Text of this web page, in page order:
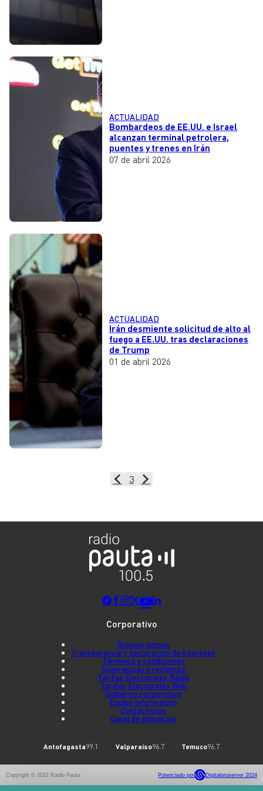
ACTUALIDAD
Bombardeos de EE.UU. e Israel
alcanzan terminal petrolera,
puentes y trenes en Irán
07 de abril 2026
ACTUALIDAD
Irán desmiente solicitud de alto al
fuego a EE.UU. tras declaraciones
de Trump
01 de abril 2026
3
Corporativo
Quienes somos
Transparencia y declaración de intereses
Términos y condiciones
Sugerencias y reclamos
Tarifas Electorales Radio
Tarifas Electorales Web
Gobierno corporativo
Equipo informativo
Contáctenos
Canal de denuncias
Antofagasta99.1 Valparaíso96.7 Temuco96.7
Copyright © 2022 Radio Pauta Potenciado por Digitalproserver 2024